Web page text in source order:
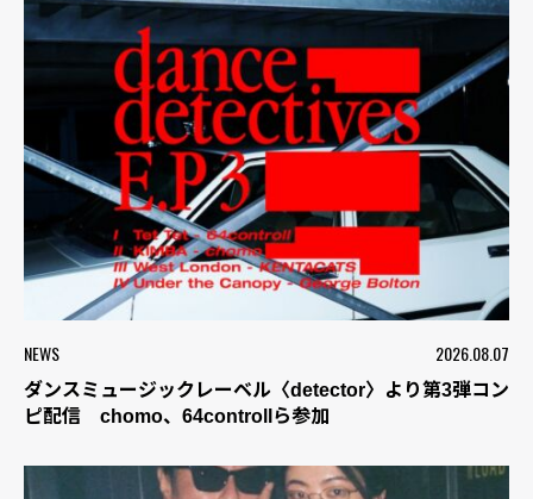
NEWS 2026.08.07
ダンスミュージックレーベル〈detector〉より第3弾コン
ピ配信 chomo、64controllら参加